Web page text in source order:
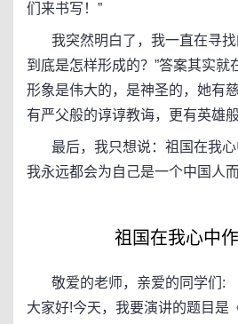
们来书写！”
我突然明白了，我一直在寻找
到底是怎样形成的？”答案其实
形象是伟大的，是神圣的，她有
有严父般的谆谆教诲，更有英雄
最后，我只想说：祖国在我心
我永远都会为自己是一个中国人
祖国在我心中
敬爱的老师，亲爱的同学们:
大家好!今天，我要演讲的题目是